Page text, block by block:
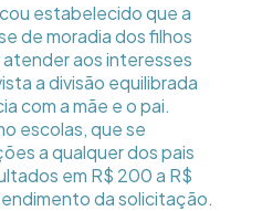
estabelecido que a
de moradia dos filhos
aos interesses
a divisão equilibrada
com a mãe e o pai.
escolas, que se
a qualquer dos pais
em R$ 200 a R$
da solicitação.